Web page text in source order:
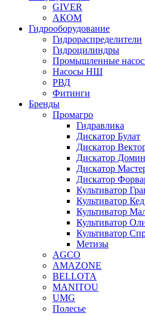
GIVER
АКОМ
Гидрооборудование
Гидрораспределители
Гидроцилиндры
Промышленные
Насосы НШ
РВД
Фитинги
Бренды
Промагро
Гидравлика
Дискатор Булат
Дискатор
Дискатор
Дискатор
Дискатор
Культиватор
Культиватор
Культиватор
Культиватор
Культиватор
Метизы
AGCO
AMAZONE
BELLOTA
MANITOU
UMG
Полесье